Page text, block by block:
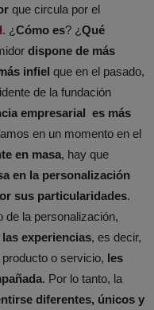
que circula por el
. ¿Cómo es? ¿Qué
dispone de más
infiel que en el pasado,
de la fundación
empresarial es más
en un momento en el
en masa, hay que
en la personalización
sus particularidades.
de la personalización,
experiencias, es decir,
o servicio, les
. Por lo tanto, la
diferentes, únicos y